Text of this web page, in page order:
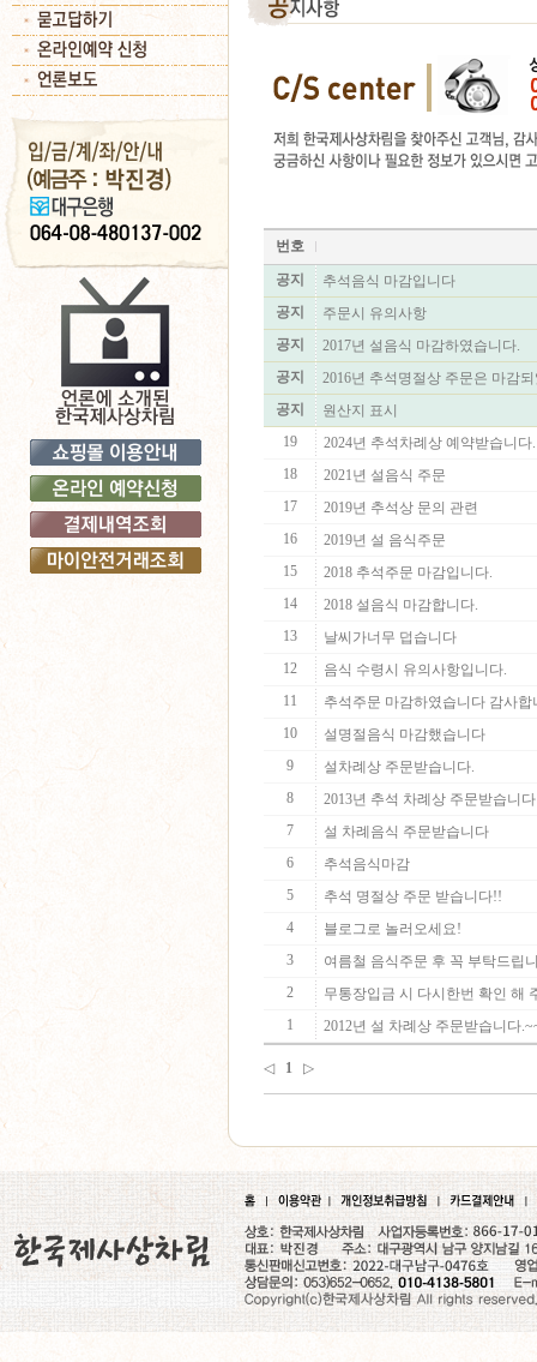
번호
공지
추석음식 마감입니다
공지
주문시 유의사항
공지
2017년 설음식 마감하였습니다.
공지
2016년 추석명절상 주문은 마감
공지
원산지 표시
19
2024년 추석차례상 예약받습니다.
18
2021년 설음식 주문
17
2019년 추석상 문의 관련
16
2019년 설 음식주문
15
2018 추석주문 마감입니다.
14
2018 설음식 마감합니다.
13
날씨가너무 덥습니다
12
음식 수령시 유의사항입니다.
11
추석주문 마감하였습니다 감사합
10
설명절음식 마감했습니다
9
설차례상 주문받습니다.
8
2013년 추석 차례상 주문받습니다
7
설 차례음식 주문받습니다
6
추석음식마감
5
추석 명절상 주문 받습니다!!
4
블로그로 놀러오세요!
3
여름철 음식주문 후 꼭 부탁드립
2
무통장입금 시 다시한번 확인 해
1
2012년 설 차례상 주문받습니다
◁ 1 ▷